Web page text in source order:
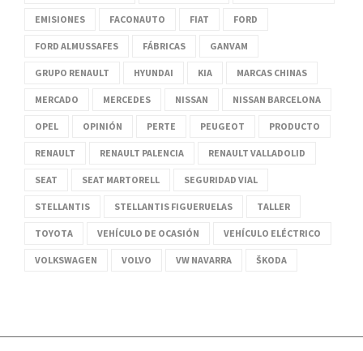
EMISIONES FACONAUTO FIAT FORD
FORD ALMUSSAFES FÁBRICAS GANVAM
GRUPO RENAULT HYUNDAI KIA MARCAS CHINAS
MERCADO MERCEDES NISSAN NISSAN BARCELONA
OPEL OPINIÓN PERTE PEUGEOT PRODUCTO
RENAULT RENAULT PALENCIA RENAULT VALLADOLID
SEAT SEAT MARTORELL SEGURIDAD VIAL
STELLANTIS STELLANTIS FIGUERUELAS TALLER
TOYOTA VEHÍCULO DE OCASIÓN VEHÍCULO ELÉCTRICO
VOLKSWAGEN VOLVO VW NAVARRA ŠKODA